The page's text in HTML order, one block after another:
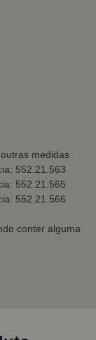
medidas
552.21.563
552.21.565
552.21.566
conter alguma